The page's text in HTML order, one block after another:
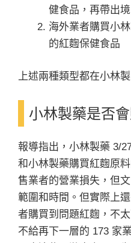
健食品，再帶出境
海外業者購買小
的紅麴保健食品
上述兩種類型都在小林
小林製藥是否
報導指出，小林製藥 3/
和小林製藥購買紅麴原
售業者的營業損失，但
範圍和時間。但實際上
者購買到問題紅麴，不
不給再下一層的 173 家